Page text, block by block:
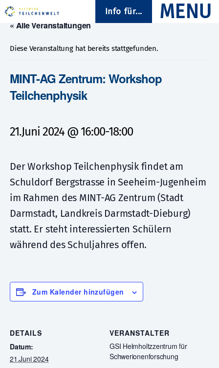
Info für...
« Alle Veranstaltungen
Diese Veranstaltung hat bereits stattgefunden.
MINT-AG Zentrum: Workshop
Teilchenphysik
21.Juni 2024 @ 16:00-18:00
Der Workshop Teilchenphysik findet am
Schuldorf Bergstrasse in Seeheim-Jugenheim
im Rahmen des MINT-AG Zentrum (Stadt
Darmstadt, Landkreis Darmstadt-Dieburg)
statt. Er steht interessierten Schülern
während des Schuljahres offen.
Zum Kalender hinzufügen
DETAILS
Datum:
21.Juni 2024
VERANSTALTER
GSI Helmholtzzentrum für
Schwerionenforschung